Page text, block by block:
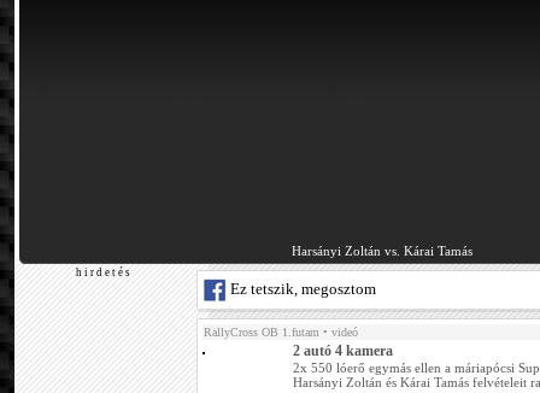
Harsányi Zoltán vs. Kárai Tamás
h i r d e t é s
Ez tetszik, megosztom
RallyCross OB 1.futam • videó
2 autó 4 kamera
2x 550 lóerő egymás ellen a máriapócsi
Harsányi Zoltán és Kárai Tamás felvételeit